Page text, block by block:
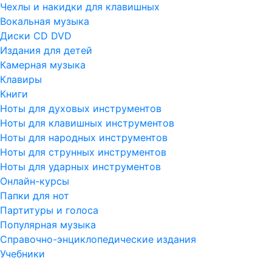
Чехлы и накидки для клавишных
Вокальная музыка
Диски CD DVD
Издания для детей
Камерная музыка
Клавиры
Книги
Ноты для духовых инструментов
Ноты для клавишных инструментов
Ноты для народных инструментов
Ноты для струнных инструментов
Ноты для ударных инструментов
Онлайн-курсы
Папки для нот
Партитуры и голоса
Популярная музыка
Справочно-энциклопедические издания
Учебники